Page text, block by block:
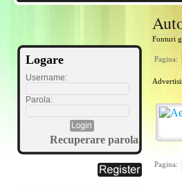
Logare
Username:
Parola:
Recuperare parola
Fonturi
Pagina:
Pagina: